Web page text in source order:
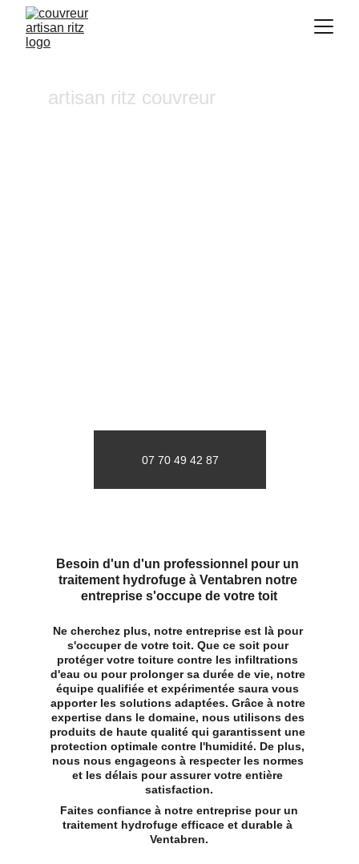
artisan ritz couvreur
07 70 49 42 87
Besoin d'un d'un professionnel pour un
traitement hydrofuge à Ventabren notre
entreprise s'occupe de votre toit
Ne cherchez plus, notre entreprise est là pour
s'occuper de votre toit. Que ce soit pour
protéger votre toiture contre les infiltrations
d'eau ou pour prolonger sa durée de vie, notre
équipe qualifiée et expérimentée saura vous
apporter les solutions adaptées. Grâce à notre
expertise dans le domaine, nous utilisons des
produits de haute qualité qui garantissent une
protection optimale contre l'humidité. De plus,
nous nous engageons à respecter les normes
et les délais pour assurer votre entière
satisfaction.
traitement hydrofuge efficace et durable à
Ventabren.